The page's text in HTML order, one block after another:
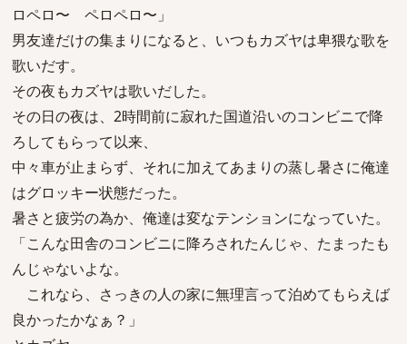
ロペロ〜 ペロペロ〜」
男友達だけの集まりになると、いつもカズヤは卑猥な歌を
歌いだす。
その夜もカズヤは歌いだした。
その日の夜は、2時間前に寂れた国道沿いのコンビニで降
ろしてもらって以来、
中々車が止まらず、それに加えてあまりの蒸し暑さに俺達
はグロッキー状態だった。
暑さと疲労の為か、俺達は変なテンションになっていた。
「こんな田舎のコンビニに降ろされたんじゃ、たまったも
んじゃないよな。
これなら、さっきの人の家に無理言って泊めてもらえば
良かったかなぁ？」